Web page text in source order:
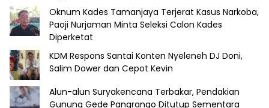
Oknum Kades Tamanjaya Terjerat Kasus Narkoba,
Paoji Nurjaman Minta Seleksi Calon Kades
Diperketat
KDM Respons Santai Konten Nyeleneh DJ Doni,
Salim Dower dan Cepot Kevin
Alun-alun Suryakencana Terbakar, Pendakian
Gunung Gede Pangrango Ditutup Sementara